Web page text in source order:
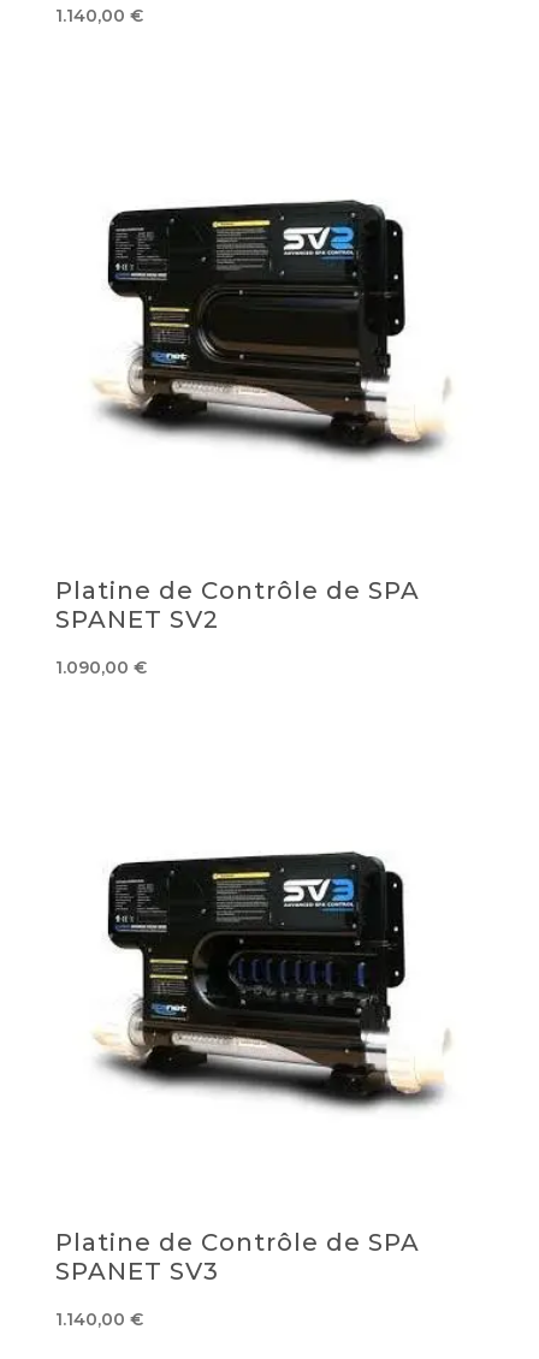
1.140,00 €
Platine de Contrôle de SPA
SPANET SV2
1.090,00 €
Platine de Contrôle de SPA
SPANET SV3
1.140,00 €